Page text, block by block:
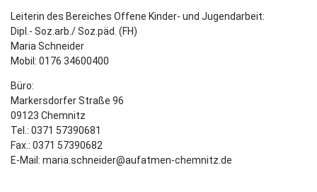
Leiterin des Bereiches Offene Kinder- und Jugendarbeit:
Dipl.- Soz.arb./ Soz.päd. (FH)
Maria Schneider
Mobil: 0176 34600400
Büro:
Markersdorfer Straße 96
09123 Chemnitz
Tel.: 0371 57390681
Fax.: 0371 57390682
E-Mail: maria.schneider@aufatmen-chemnitz.de